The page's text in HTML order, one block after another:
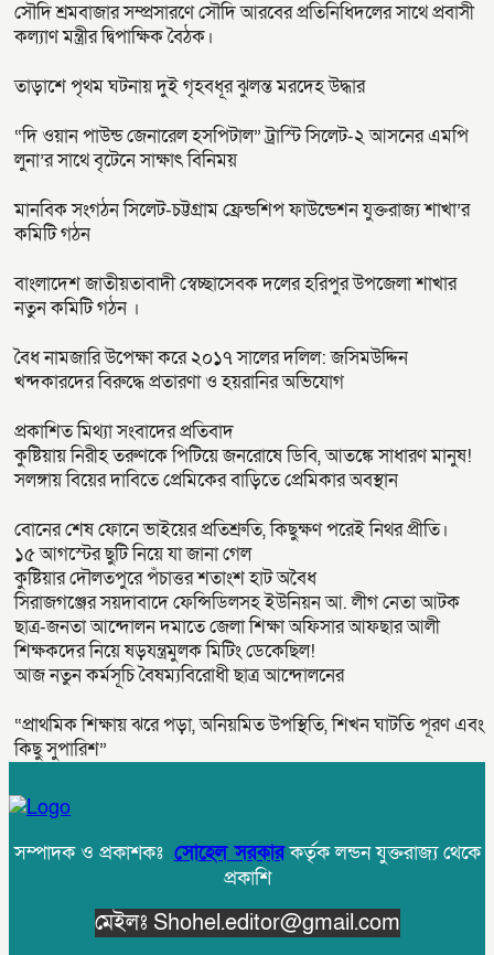
সৌদি শ্রমবাজার সম্প্রসারণে সৌদি আরবের প্রতিনিধিদলের সাথে প্রবাসী
কল্যাণ মন্ত্রীর দ্বিপাক্ষিক বৈঠক।
তাড়াশে পৃথম ঘটনায় দুই গৃহবধূর ঝুলন্ত মরদেহ উদ্ধার
“দি ওয়ান পাউন্ড জেনারেল হসপিটাল” ট্রাস্টি সিলেট-২ আসনের এমপি
লুনা’র সা‌থে বৃটেনে সাক্ষাৎ বিনিময়
মানবিক সংগঠন সিলেট-চট্টগ্রাম ফ্রেন্ডশিপ ফাউন্ডেশন যুক্তরাজ্য শাখা’র
কমিটি গঠন
বাংলাদেশ জাতীয়তাবাদী স্বেচ্ছাসেবক দলের হরিপুর উপজেলা শাখার
নতুন কমিটি গঠন ।
বৈধ নামজারি উপেক্ষা করে ২০১৭ সালের দলিল: জসিমউদ্দিন
খন্দকারদের বিরুদ্ধে প্রতারণা ও হয়রানির অভিযোগ
প্রকাশিত মিথ্যা সংবাদের প্রতিবাদ
কুষ্টিয়ায় নিরীহ তরুণকে পিটিয়ে জনরোষে ডিবি, আতঙ্কে সাধারণ মানুষ!
সলঙ্গায় বিয়ের দাবিতে প্রেমিকের বাড়িতে প্রেমিকার অবস্থান
বোনের শেষ ফোনে ভাইয়ের প্রতিশ্রুতি, কিছুক্ষণ পরেই নিথর প্রীতি।
১৫ আগস্টের ছুটি নিয়ে যা জানা গেল
কুষ্টিয়ার দৌলতপুরে পঁচাত্তর শতাংশ হাট অবৈধ
সিরাজগঞ্জের সয়দাবাদে ফেন্সিডিলসহ ইউনিয়ন আ. লীগ নেতা আটক
ছাত্র-জনতা আন্দোলন দমাতে জেলা শিক্ষা অফিসার আফছার আলী
শিক্ষকদের নিয়ে ষড়যন্ত্রমুলক মিটিং ডেকেছিল!
আজ নতুন কর্মসূচি বৈষম্যবিরোধী ছাত্র আন্দোলনের
“প্রাথমিক শিক্ষায় ঝরে পড়া, অনিয়মিত উপস্থিতি, শিখন ঘাটতি পূরণ এবং
কিছু সুপারিশ”
সম্পাদক ও প্রকাশকঃ সোহেল সরকারকর্তৃক লন্ডন যুক্তরাজ্য থেকে
প্রকাশি
মেইলঃ Shohel.editor@gmail.com